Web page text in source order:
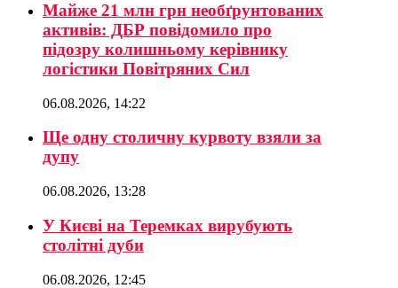
Майже 21 млн грн необґрунтованих
активів: ДБР повідомило про
підозру колишньому керівнику
логістики Повітряних Сил
06.08.2026, 14:22
Ще одну столичну курвоту взяли за
дупу
06.08.2026, 13:28
У Києві на Теремках вирубують
столітні дуби
06.08.2026, 12:45